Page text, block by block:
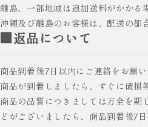
離島、一部地域は追加送料がかかる
沖縄及び離島のお客様は、配送の都
■返品について
商品到着後7日以内にご連絡をお願
商品が到着しましたら、すぐに破損
商品の品質につきましては万全を期
どがございましたら、商品到着後7